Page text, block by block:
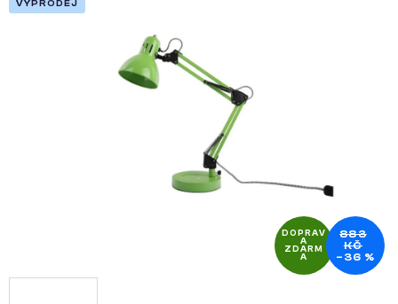
VÝPRODEJ
DOPRAV
A
ZDARM
A
883
KČ
–36 %